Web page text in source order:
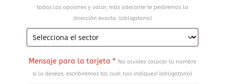
todas las opciones y valor, más adelante te pediremos la
dirección exacta. (obligatorio)
Mensaje para la tarjeta * No olvides colocar tu nombre
si lo deseas, escribiremos tal cual nos indiques! (obligatorio)